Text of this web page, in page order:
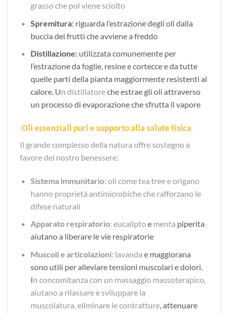
grasso che poi viene sciolto
Spremitura: riguarda l’estrazione degli oli dalla
buccia dei frutti che avviene a freddo
Distillazione: utilizzata comunemente per
l’estrazione da foglie, resine e cortecce e da tutte
quelle parti della pianta maggiormente resistenti al
calore. Un distillatoreche estrae gli oli attraverso
un processo di evaporazione che sfrutta il vapore
Oli essenziali puri e supporto alla salute fisica
Il grande complesso della natura offre sostegno a
favore del nostro benessere:
Sistema immunitario: oli come tea tree e origano
hanno proprietà antimicrobiche che rafforzano le
difese naturali
Apparato respiratorio: eucaliptoe menta piperita
aiutano a liberare le vie respiratorie
Muscoli e articolazioni: lavanda e maggiorana
sono utili per alleviare tensioni muscolari e dolori.
In concomitanza con un massaggio massoterapico,
aiutano a rilassare e sviluppare la
muscolatura, eliminare le contratture, attenuare